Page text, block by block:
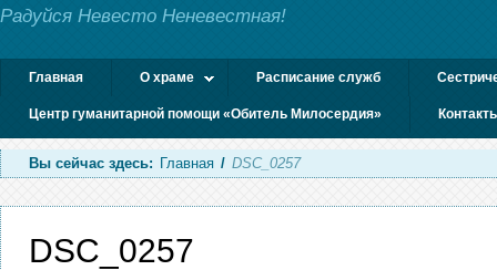
Радуйся Невесто Неневестная!
Главная О храме Расписание служб
Центр гуманитарной помощи «Обитель Милосердия»
Вы сейчас здесь: Главная / DSC_0257
DSC_0257